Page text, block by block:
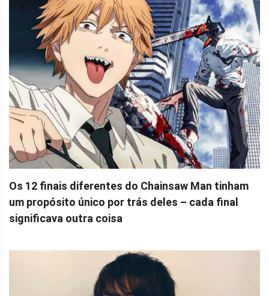
Os 12 finais diferentes do Chainsaw Man tinham
um propósito único por trás deles – cada final
significava outra coisa